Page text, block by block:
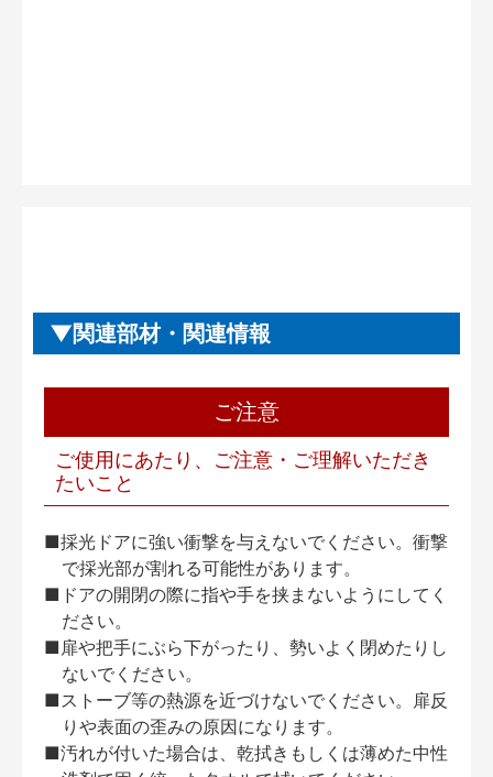
関連部材・関連情報
ご注意
ご使用にあたり、ご注意・ご理解いただき
たいこと
■採光ドアに強い衝撃を与えないでください。衝撃
で採光部が割れる可能性があります。
■ドアの開閉の際に指や手を挟まないようにしてく
ださい。
■扉や把手にぶら下がったり、勢いよく閉めたりし
ないでください。
■ストーブ等の熱源を近づけないでください。扉反
りや表面の歪みの原因になります。
■汚れが付いた場合は、乾拭きもしくは薄めた中性